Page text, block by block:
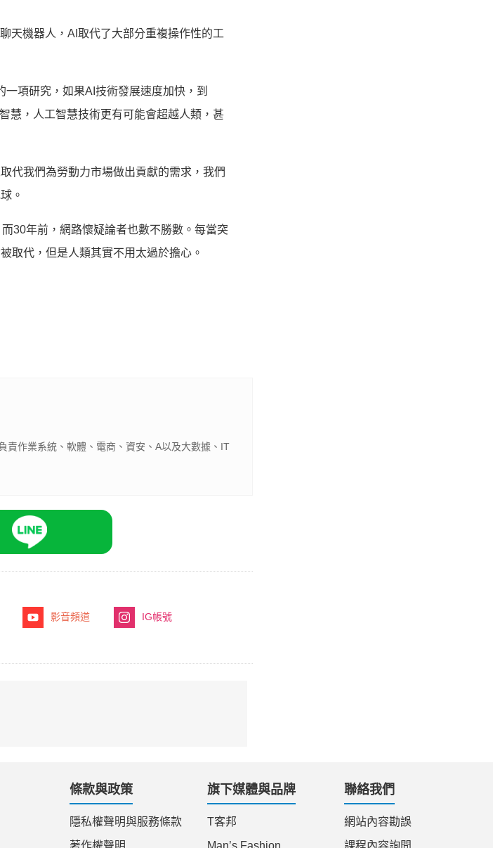
天機器人，AI取代了大部分重複操作性的工
項研究，如果AI技術發展速度加快，到
慧，人工智慧技術更有可能會超越人類，甚
代我們為勞動力市場做出貢獻的需求，我們
。
30年前，網路懷疑論者也數不勝數。每當突
取代，但是人類其實不用太過於擔心。
責作業系統、軟體、電商、資安、A以及大數據、IT
影音頻道 IG帳號
條款與政策
隱私權聲明與服務條款
著作權聲明
旗下媒體與品牌
T客邦
Man’s Fashion
聯絡我們
網站內容勘誤
課程內容詢問